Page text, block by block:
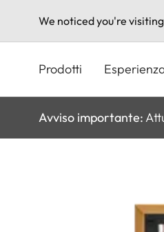
We noticed you're
principale
Prodotti
Avviso importante: